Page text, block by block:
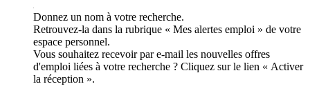
Donnez un nom à votre recherche.
Retrouvez-la dans la rubrique « Mes alertes emploi » de votre
espace personnel.
Vous souhaitez recevoir par e-mail les nouvelles offres
d'emploi liées à votre recherche ? Cliquez sur le lien « Activer
la réception ».